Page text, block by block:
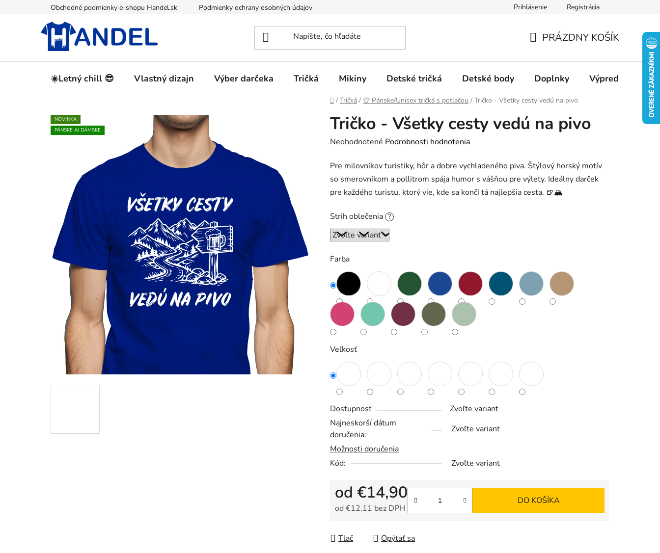
Obchodné podmienky e-shopu Handel.sk Podmienky ochrany osobných údajov Veľkostné tabuľky Ako sa starať o textil
Prihlásenie Registrácia
KOŠÍK
PRÁZDNY KOŠÍK
☀️Letný chill 😎 Vlastný dizajn Výber darčeka Tričká Mikiny Detské tričká Detské body Doplnky Výpredaj
Domov
/ Tričká / 👕 Pánske/Unisex tričká s potlačou / Tričko - Všetky cesty vedú na pivo
Tričko - Všetky cesty vedú na pivo
Priemerné
produktu
je
0,0
5
hviezdičiek.
Neohodnotené Podrobnosti hodnotenia
Pre milovníkov turistiky, hôr a dobre vychladeného piva. Štýlový horský motív
so smerovníkom a pollitrom spája humor s vášňou pre výlety. Ideálny darček
pre každého turistu, ktorý vie, kde sa končí tá najlepšia cesta. 🍺🏔️
Strih oblečenia ?
Farba
Veľkosť
Dostupnosť
Zvoľte variant
Najneskorší dátum
doručenia:
Zvoľte variant
Možnosti doručenia
Kód:
Zvoľte variant
od €14,90
od €12,11 bez DPH
DO KOŠÍKA
Tlač Opýtať sa
NOVINKA
PÁNSKE AJ DÁMSKE